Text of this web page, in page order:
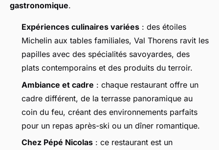
gastronomique.
Expériences culinaires variées : des étoiles
Michelin aux tables familiales, Val Thorens ravit les
papilles avec des spécialités savoyardes, des
plats contemporains et des produits du terroir.
Ambiance et cadre : chaque restaurant offre un
cadre différent, de la terrasse panoramique au
coin du feu, créant des environnements parfaits
pour un repas après-ski ou un dîner romantique.
Chez Pépé Nicolas : ce restaurant est un